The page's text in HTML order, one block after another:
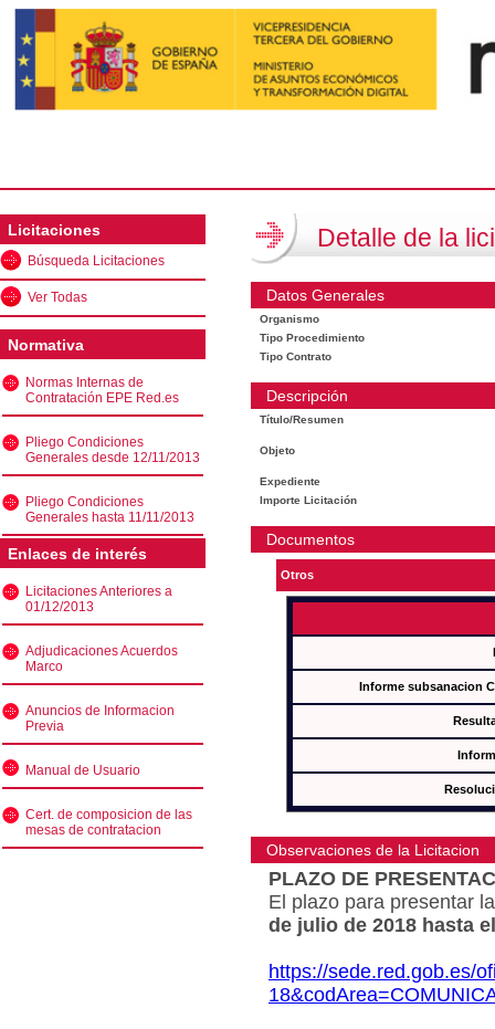
Licitaciones
Búsqueda Licitaciones
Ver Todas
Normativa
Normas Internas de
Contratación EPE Red.es
Pliego Condiciones
Generales desde 12/11/2013
Pliego Condiciones
Generales hasta 11/11/2013
Enlaces de interés
Licitaciones Anteriores a
01/12/2013
Adjudicaciones Acuerdos
Marco
Anuncios de Informacion
Previa
Manual de Usuario
Cert. de composicion de las
mesas de contratacion
Detalle de la
Datos Generales
Organismo
Tipo Procedimiento
Tipo Contrato
Descripción
Título/Resumen
Objeto
Expediente
Importe Licitación
Documentos
Otros
Informe subsanacion
Observaciones de la Licitacion
PLAZO DE
El plazo para presentar
de julio de 2018 hasta
https://sede.red.gob.es/